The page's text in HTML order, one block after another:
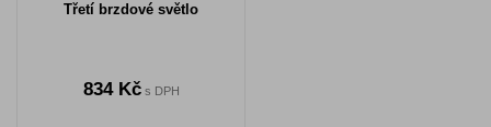
Třetí brzdové světlo
834 Kčs DPH